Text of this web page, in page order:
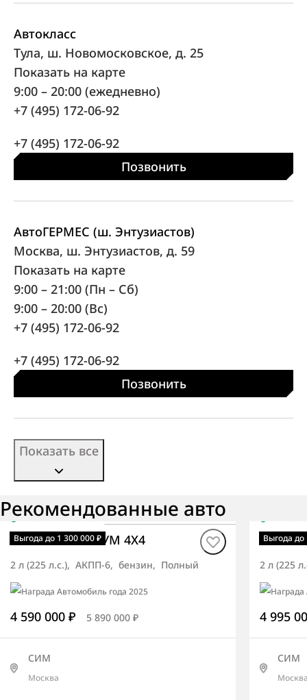
Автокласс
Тула, ш. Новомосковское, д. 25
Показать на карте
9:00 – 20:00 (ежедневно)
+7 (495) 172-06-92
+7 (495) 172-06-92
Позвонить
АвтоГЕРМЕС (ш. Энтузиастов)
Москва, ш. Энтузиастов, д. 59
Показать на карте
9:00 – 21:00 (Пн – Сб)
9:00 – 20:00 (Вс)
+7 (495) 172-06-92
+7 (495) 172-06-92
Позвонить
Показать все
Рекомендованные авто
Выгода до 1 300 000 ₽
В наличии·авто
Rexton ОПТИМУМ 4X4
2 л (225 л.с.), АКПП-6, бензин, Полный
4 590 000 ₽ 5 890 000 ₽
СИМ
Москва
Выгода до
2 л (225
4 995
СИМ